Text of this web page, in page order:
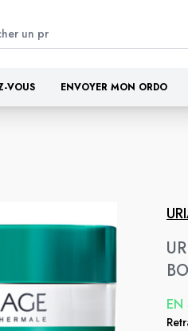
VOUS ENVOYER MON ORDO
EN